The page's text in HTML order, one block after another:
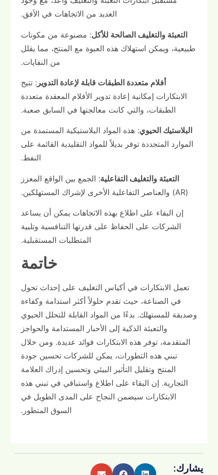
العديد من الاتجاهات في الأفق.
التعبئة والتغليف الصالحة للأكل: مصنوعة من مكونات
طبيعية، ويمكن استهلاك هذه العبوة مع المنتج، مما يقلل
من النفايات.
أفلام متعددة الطبقات قابلة لإعادة التدوير : تتيح
الابتكارات إمكانية إعادة تدوير الأفلام المعقدة متعددة
الطبقات، والتي كانت معالجتها في السابق صعبة.
البلاستيك الحيوي: هذه المواد البلاستيكية المستمدة من
الموارد المتجددة توفر بديلاً للمواد التقليدية القائمة على
النفط.
التعبئة والتغليف التفاعلية: الجمع بين الواقع المعزز
(AR) والعناصر التفاعلية الأخرى لإشراك المستهلكين.
إن البقاء على اطلاع بهذه الاتجاهات يمكن أن يساعد
الشركات على الحفاظ على قدرتها التنافسية وتلبية
المتطلبات المستقبلية.
خاتمة
تعمل الابتكارات في أكياس التغليف على إحداث تحول
في الصناعة، حيث تقدم حلولاً أكثر استدامة وكفاءة
وصديقة للمستهلك. بدءًا من المواد القابلة للتحلل الحيوي
والتعبئة الذكية إلى الأحبار المستدامة والحواجز
المتقدمة، توفر هذه الابتكارات فوائد عديدة. ومن خلال
تبني هذه التطورات، يمكن للشركات تحسين جودة
المنتج وتقليل التأثير البيئي وتحسين إدراك العلامة
التجارية. إن البقاء على اطلاع واستباقي في تبني هذه
الابتكارات سيضمن النجاح على المدى الطويل في
السوق المتطور.
يشارك: